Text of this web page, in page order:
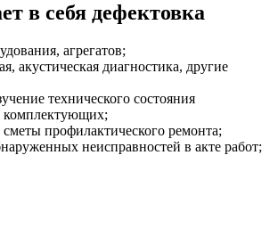
в себя дефектовка
агрегатов;
акустическая диагностика, другие
технического состояния
профилактического ремонта;
неисправностей в акте работ;